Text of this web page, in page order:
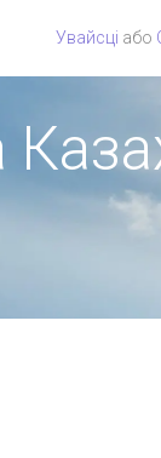
Увайсці або